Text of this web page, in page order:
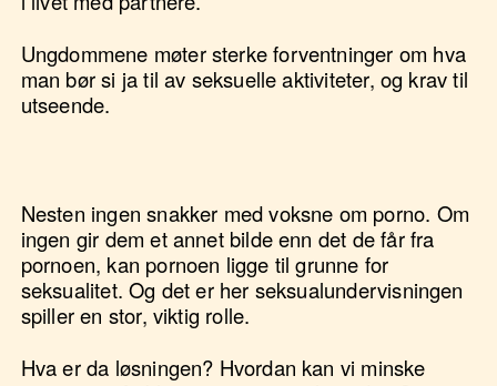
Ungdommene møter sterke forventninger om hva
man bør si ja til av seksuelle aktiviteter, og krav til
utseende.
Nesten ingen snakker med voksne om porno. Om
ingen gir dem et annet bilde enn det de får fra
pornoen, kan pornoen ligge til grunne for
seksualitet. Og det er her seksualundervisningen
spiller en stor, viktig rolle.
Hva er da løsningen? Hvordan kan vi minske